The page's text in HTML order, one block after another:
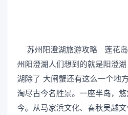
苏州阳澄湖旅游攻略 莲花
州阳澄湖人们想到的就是阳澄
湖除了 大闸蟹还有这么一个地
淘尽古今名胜景。一座半岛，
今。从马家浜文化、春秋吴越